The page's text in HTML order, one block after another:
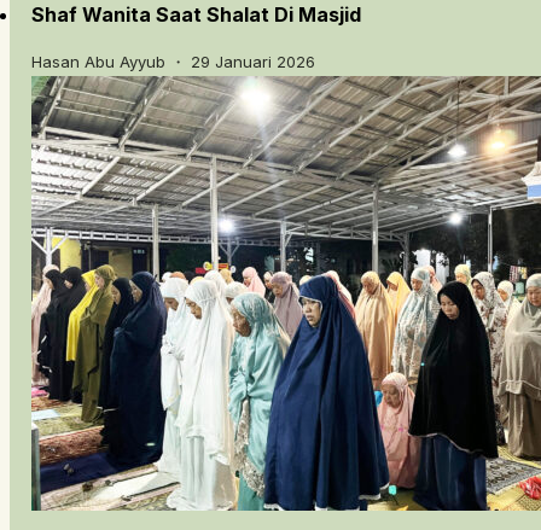
Shaf Wanita Saat Shalat Di Masjid
Hasan Abu Ayyub ・ 29 Januari 2026